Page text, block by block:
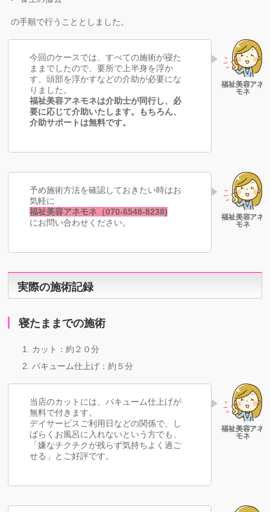
の手順で行うこととしました。
今回のケースでは、すべての施術が寝た
ままでしたので、要所で上半身を浮か
す、頭部を浮かすなどの介助が必要にな
りました。
福祉美容アネモネは介助士が同行し、必
要に応じて介助いたします。もちろん、
介助サポートは無料です。
予め施術方法を確認しておきたい時はお
気軽に
福祉美容アネモネ（070-6548-8238)
にお問い合わせください。
実際の施術記録
寝たままでの施術
カット：約２０分
バキューム仕上げ：約５分
当店のカットには、バキューム仕上げが
無料で付きます。
デイサービスご利用日などの関係で、し
ばらくお風呂に入れないという方でも、
「嫌なチクチクが残らず気持ちよく過ご
せる」とご好評です。